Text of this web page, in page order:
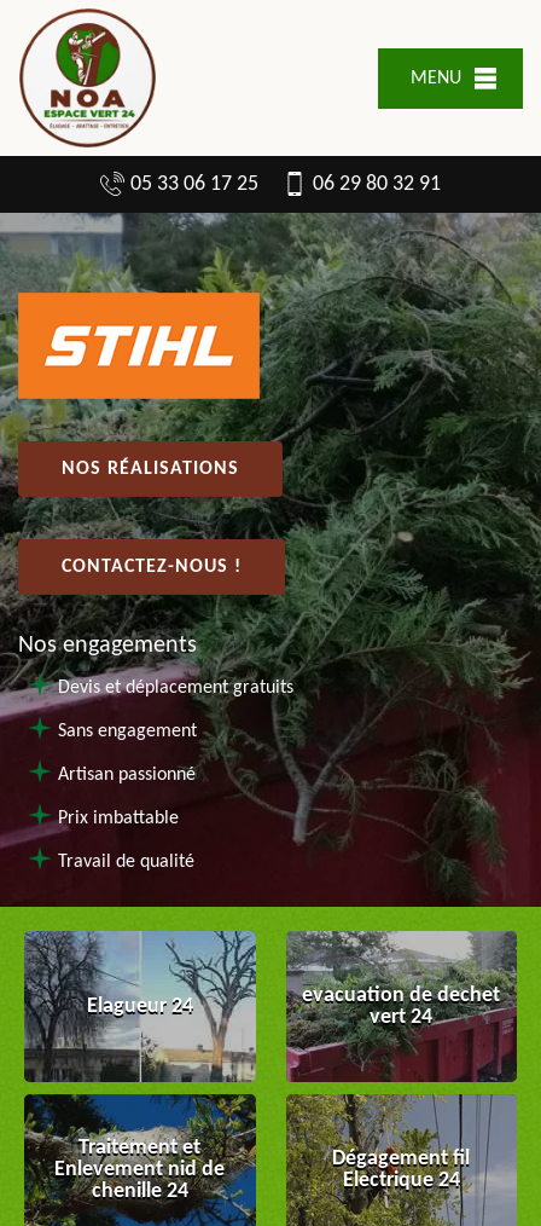
MENU
05 33 06 17 25 06 29 80 32 91
NOS RÉALISATIONS
CONTACTEZ-NOUS !
Nos engagements
Devis et déplacement gratuits
Sans engagement
Artisan passionné
Prix imbattable
Travail de qualité
Elagueur 24
evacuation de dechet
vert 24
Traitement et
Enlevement nid de
chenille 24
Dégagement fil
Electrique 24